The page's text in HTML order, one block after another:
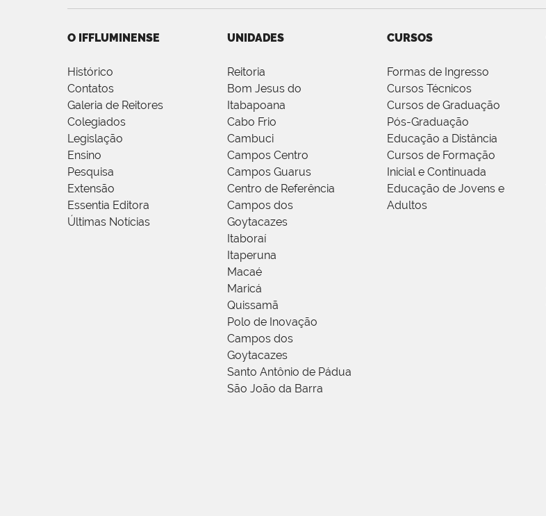
O IFFLUMINENSE
Histórico
Contatos
Galeria de Reitores
Colegiados
Legislação
Ensino
Pesquisa
Extensão
Essentia Editora
Últimas Notícias
UNIDADES
Reitoria
Bom Jesus do
Itabapoana
Cabo Frio
Cambuci
Campos Centro
Campos Guarus
Centro de Referência
Campos dos
Goytacazes
Itaboraí
Itaperuna
Macaé
Maricá
Quissamã
Polo de Inovação
Campos dos
Goytacazes
Santo Antônio de Pádua
São João da Barra
CURSOS
Formas de Ingresso
Cursos Técnicos
Cursos de Graduação
Pós-Graduação
Educação a Distância
Cursos de Formação
Inicial e Continuada
Educação de Jovens e
Adultos